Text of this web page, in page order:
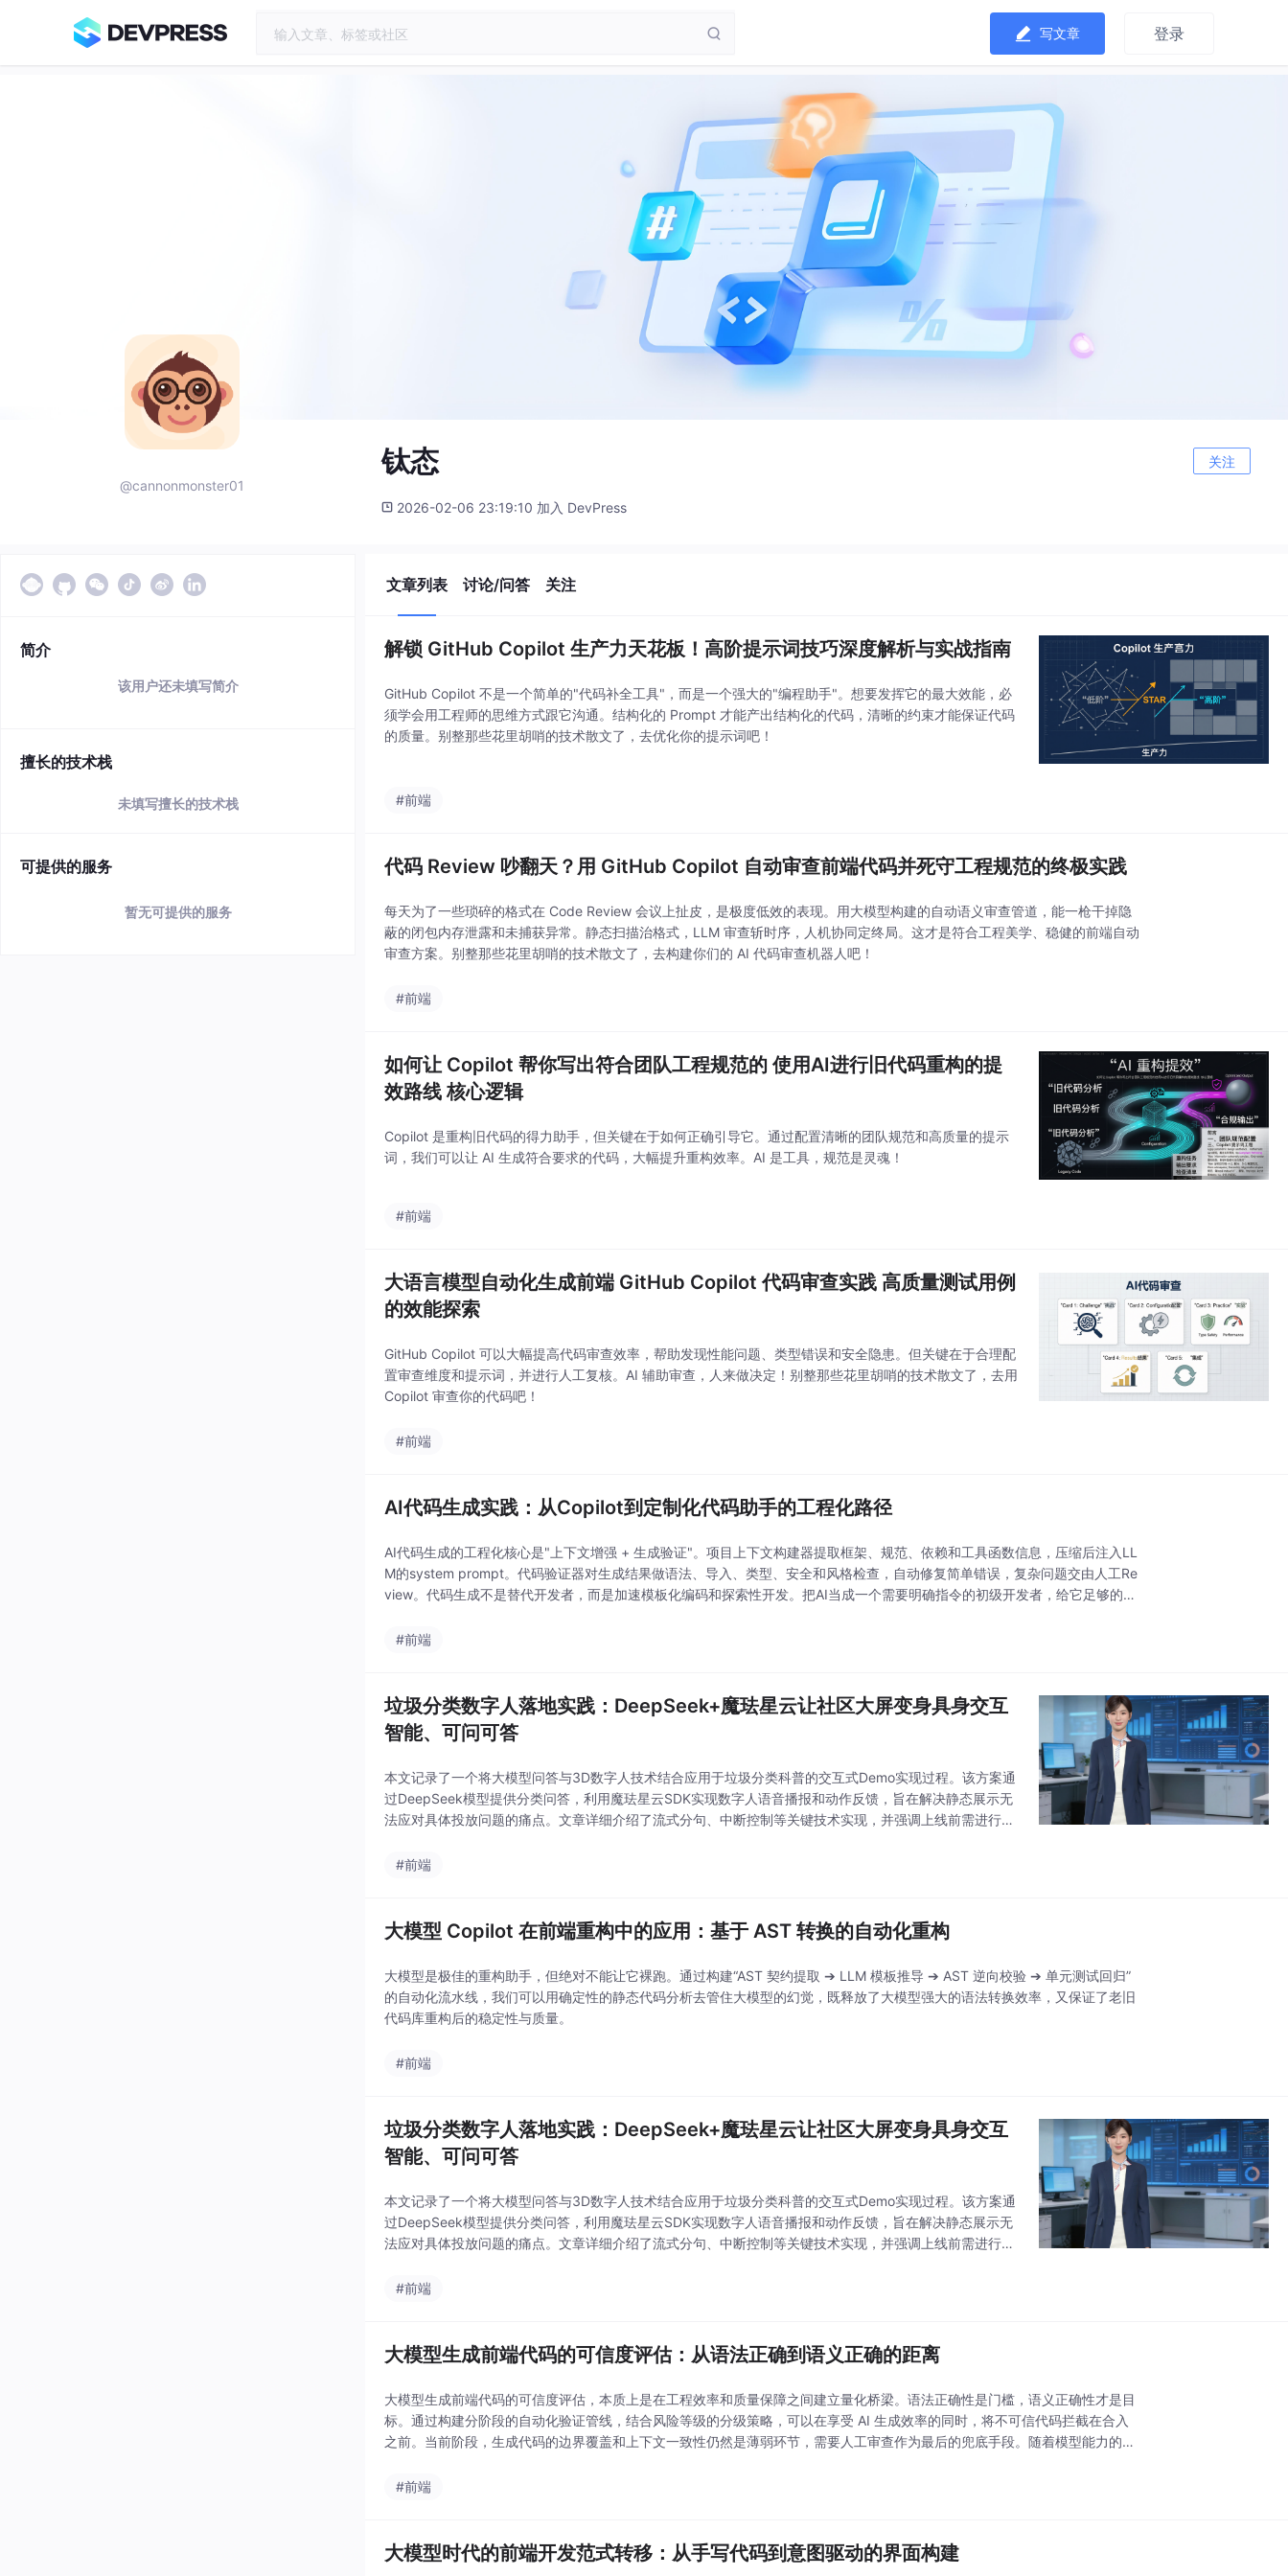
写文章 登录
@cannonmonster01
钛态 关注
2026-02-06 23:19:10 加入 DevPress
简介
该用户还未填写简介
擅长的技术栈
未填写擅长的技术栈
可提供的服务
暂无可提供的服务
文章列表 讨论/问答 关注
解锁 GitHub Copilot 生产力天花板！高阶提示词技巧深度解析与实战指南
GitHub Copilot 不是一个简单的"代码补全工具"，而是一个强大的"编程助手"。想要发挥它的最大效能，必
须学会用工程师的思维方式跟它沟通。结构化的 Prompt 才能产出结构化的代码，清晰的约束才能保证代码
的质量。别整那些花里胡哨的技术散文了，去优化你的提示词吧！
#前端
代码 Review 吵翻天？用 GitHub Copilot 自动审查前端代码并死守工程规范的终极实践
每天为了一些琐碎的格式在 Code Review 会议上扯皮，是极度低效的表现。用大模型构建的自动语义审查管道，能一枪干掉隐
蔽的闭包内存泄露和未捕获异常。静态扫描治格式，LLM 审查斩时序，人机协同定终局。这才是符合工程美学、稳健的前端自动
审查方案。别整那些花里胡哨的技术散文了，去构建你们的 AI 代码审查机器人吧！
#前端
如何让 Copilot 帮你写出符合团队工程规范的 使用AI进行旧代码重构的提
效路线 核心逻辑
Copilot 是重构旧代码的得力助手，但关键在于如何正确引导它。通过配置清晰的团队规范和高质量的提示
词，我们可以让 AI 生成符合要求的代码，大幅提升重构效率。AI 是工具，规范是灵魂！
#前端
大语言模型自动化生成前端 GitHub Copilot 代码审查实践 高质量测试用例
的效能探索
GitHub Copilot 可以大幅提高代码审查效率，帮助发现性能问题、类型错误和安全隐患。但关键在于合理配
置审查维度和提示词，并进行人工复核。AI 辅助审查，人来做决定！别整那些花里胡哨的技术散文了，去用
Copilot 审查你的代码吧！
#前端
AI代码生成实践：从Copilot到定制化代码助手的工程化路径
AI代码生成的工程化核心是"上下文增强 + 生成验证"。项目上下文构建器提取框架、规范、依赖和工具函数信息，压缩后注入LL
M的system prompt。代码验证器对生成结果做语法、导入、类型、安全和风格检查，自动修复简单错误，复杂问题交由人工Re
view。代码生成不是替代开发者，而是加速模板化编码和探索性开发。把AI当成一个需要明确指令的初级开发者，给它足够的上
#前端
垃圾分类数字人落地实践：DeepSeek+魔珐星云让社区大屏变身具身交互
智能、可问可答
本文记录了一个将大模型问答与3D数字人技术结合应用于垃圾分类科普的交互式Demo实现过程。该方案通
过DeepSeek模型提供分类问答，利用魔珐星云SDK实现数字人语音播报和动作反馈，旨在解决静态展示无
法应对具体投放问题的痛点。文章详细介绍了流式分句、中断控制等关键技术实现，并强调上线前需进行规
仍需完
#前端
大模型 Copilot 在前端重构中的应用：基于 AST 转换的自动化重构
大模型是极佳的重构助手，但绝对不能让它裸跑。通过构建“AST 契约提取 ➔ LLM 模板推导 ➔ AST 逆向校验 ➔ 单元测试回归”
的自动化流水线，我们可以用确定性的静态代码分析去管住大模型的幻觉，既释放了大模型强大的语法转换效率，又保证了老旧
代码库重构后的稳定性与质量。
#前端
垃圾分类数字人落地实践：DeepSeek+魔珐星云让社区大屏变身具身交互
智能、可问可答
本文记录了一个将大模型问答与3D数字人技术结合应用于垃圾分类科普的交互式Demo实现过程。该方案通
过DeepSeek模型提供分类问答，利用魔珐星云SDK实现数字人语音播报和动作反馈，旨在解决静态展示无
法应对具体投放问题的痛点。文章详细介绍了流式分句、中断控制等关键技术实现，并强调上线前需进行规
仍需完
#前端
大模型生成前端代码的可信度评估：从语法正确到语义正确的距离
大模型生成前端代码的可信度评估，本质上是在工程效率和质量保障之间建立量化桥梁。语法正确性是门槛，语义正确性才是目
标。通过构建分阶段的自动化验证管线，结合风险等级的分级策略，可以在享受 AI 生成效率的同时，将不可信代码拦截在合入
之前。当前阶段，生成代码的边界覆盖和上下文一致性仍然是薄弱环节，需要人工审查作为最后的兜底手段。随着模型能力的演
#前端
大模型时代的前端开发范式转移：从手写代码到意图驱动的界面构建